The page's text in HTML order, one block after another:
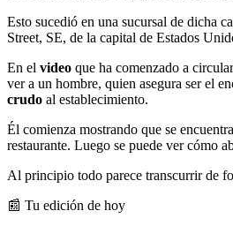
Esto sucedió en una sucursal de dicha
Street, SE, de la capital de Estados
En el video que ha comenzado a
ver a un hombre, quien asegura ser el
crudo al establecimiento.
Él comienza mostrando que se
restaurante. Luego se puede ver cómo
Al principio todo parece transcurrir de
📰 Tu edición de hoy